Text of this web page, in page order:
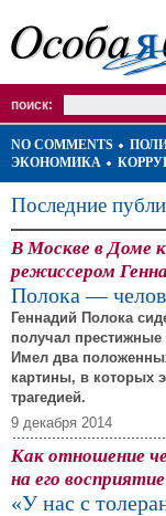
поиск:
NO COMMENTS
ЭКОНОМИКА
Последние
В Москве в Доме
режиссером
Полока —
Геннадий Полока
получал
Имел два
картины, в которых
трагедией.
9 декабря 2014
Как отношение
на его
«У нас с